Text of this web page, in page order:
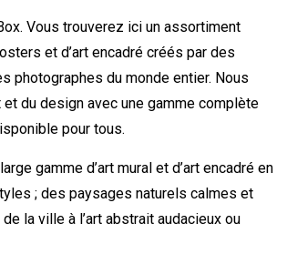
Vous trouverez ici un assortiment
et d’art encadré créés par des
photographes du monde entier. Nous
du design avec une gamme complète
pour tous.
gamme d’art mural et d’art encadré en
; des paysages naturels calmes et
la ville à l’art abstrait audacieux ou